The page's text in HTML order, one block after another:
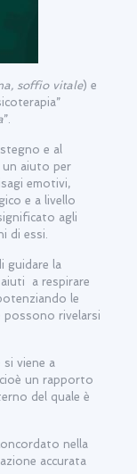
soffio vitale) e
”.
e al
un aiuto per
emotivi,
e a livello
agli
di essi.
guidare la
a respirare
le
possono rivelarsi
si viene a
un rapporto
del quale è
nella
accurata